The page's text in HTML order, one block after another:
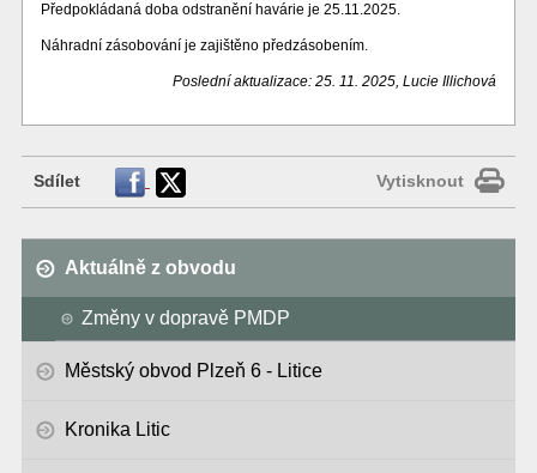
Předpokládaná doba odstranění havárie je 25.11.2025.
Náhradní zásobování je zajištěno předzásobením.
Poslední aktualizace: 25. 11. 2025, Lucie Illichová
Sdílet Vytisknout
Aktuálně z obvodu
Změny v dopravě PMDP
Městský obvod Plzeň 6 - Litice
Kronika Litic